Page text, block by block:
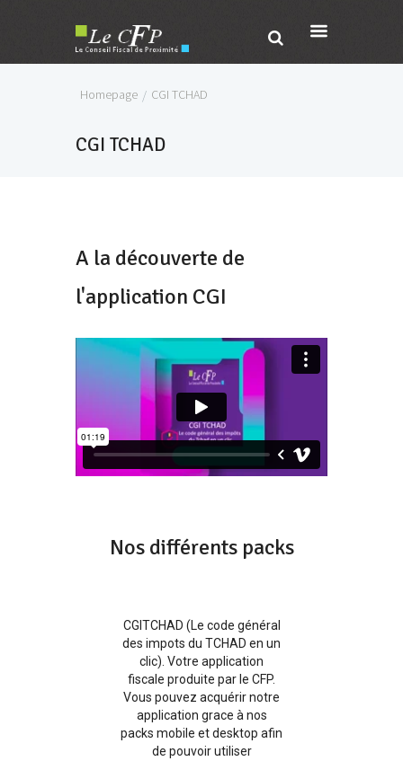
Homepage CGI TCHAD
CGI TCHAD
A la découverte de
l'application CGI
Nos différents packs
CGITCHAD (Le code général
des impots du TCHAD en un
clic). Votre application
fiscale produite par le CFP.
Vous pouvez acquérir notre
application grace à nos
packs mobile et desktop afin
de pouvoir utiliser